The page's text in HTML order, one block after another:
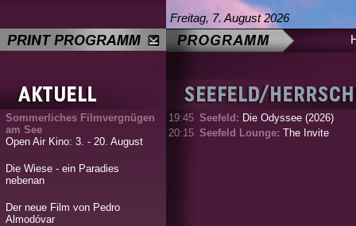
Freitag, 7. August 2026
Sommerliches Filmvergnügen
am See
Open Air Kino: 3. - 20. August
Die Wiese - ein Paradies
nebenan
Der neue Film von Pedro
Almodóvar
19:45 Seefeld: Die Odyssee (2026)
20:15 Seefeld Lounge: The Invite